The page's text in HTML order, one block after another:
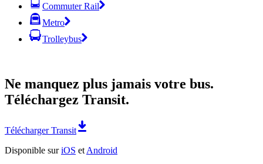
Commuter Rail
Metro
Trolleybus
Ne manquez plus jamais votre bus.
Téléchargez Transit.
Télécharger Transit
Disponible suriOS et Android